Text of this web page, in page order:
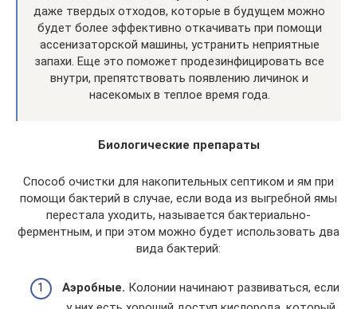
даже твердых отходов, которые в будущем можно
будет более эффективно откачивать при помощи
ассенизаторской машины, устранить неприятные
запахи. Еще это поможет продезинфицировать все
внутри, препятствовать появлению личинок и
насекомых в теплое время года.
Биологические препараты
Способ очистки для накопительных септиком и ям при
помощи бактерий в случае, если вода из выгребной ямы
перестала уходить, называется бактериально-
ферментным, и при этом можно будет использовать два
вида бактерий:
Аэробные. Колонии начинают развиваться, если